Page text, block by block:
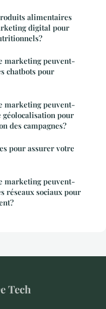
alimentaires
digital pour
marketing peuvent-
chatbots pour
marketing peuvent-
pour
des campagnes?
pour assurer votre
marketing peuvent-
réseaux sociaux pour
Tech